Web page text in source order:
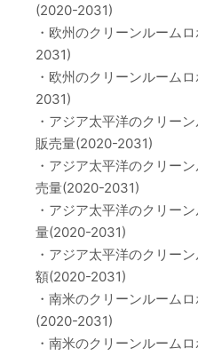
(2020-2031)
・欧州のクリーンルーム
2031)
・欧州のクリーンルーム
2031)
・アジア太平洋のクリー
販売量(2020-2031)
・アジア太平洋のクリー
売量(2020-2031)
・アジア太平洋のクリー
量(2020-2031)
・アジア太平洋のクリー
額(2020-2031)
・南米のクリーンルーム
(2020-2031)
・南米のクリーンルーム